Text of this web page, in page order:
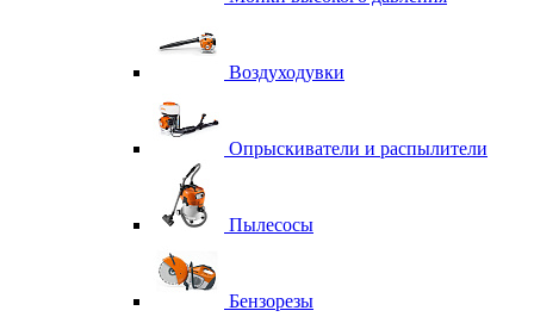
Воздуходувки
Опрыскиватели и распылители
Пылесосы
Бензорезы